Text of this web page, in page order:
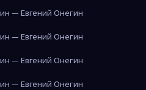
— Евгений Онегин
— Евгений Онегин
— Евгений Онегин
— Евгений Онегин